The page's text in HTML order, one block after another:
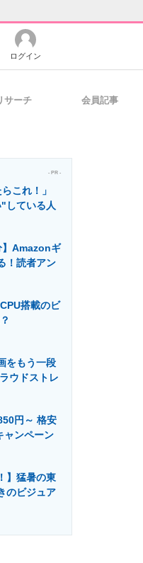
かる
線
ログイン
サーチ 会員記事
- PR -
これ！」
している人
】Amazonギ
！読者アン
搭載のビ
をもう一段
ウドストレ
円～ 格安
ャンペーン
】猛暑の東
のビジュア